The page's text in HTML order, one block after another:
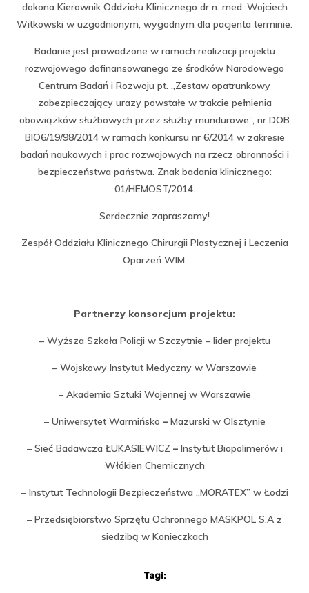
dokona Kierownik Oddziału Klinicznego dr n. med. Wojciech
Witkowski w uzgodnionym, wygodnym dla pacjenta terminie.
Badanie jest prowadzone w ramach realizacji projektu
rozwojowego dofinansowanego ze środków Narodowego
Centrum Badań i Rozwoju pt. „Zestaw opatrunkowy
zabezpieczający urazy powstałe w trakcie pełnienia
obowiązków służbowych przez służby mundurowe”, nr DOB
BIO6/19/98/2014 w ramach konkursu nr 6/2014 w zakresie
badań naukowych i prac rozwojowych na rzecz obronności i
bezpieczeństwa państwa. Znak badania klinicznego:
01/HEMOST/2014.
Serdecznie zapraszamy!
Zespół Oddziału Klinicznego Chirurgii Plastycznej i Leczenia
Oparzeń WIM.
Partnerzy konsorcjum projektu:
– Wyższa Szkoła Policji w Szczytnie – lider projektu
– Wojskowy Instytut Medyczny w Warszawie
– Akademia Sztuki Wojennej w Warszawie
– Uniwersytet Warmińsko – Mazurski w Olsztynie
– Sieć Badawcza ŁUKASIEWICZ –Instytut Biopolimerów i
Włókien Chemicznych
– Instytut Technologii Bezpieczeństwa „MORATEX” w Łodzi
– Przedsiębiorstwo Sprzętu Ochronnego MASKPOL S.A z
siedzibą w Konieczkach
Tagi: